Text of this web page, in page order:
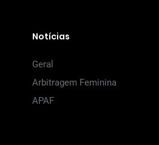
Notícias
Geral
Arbitragem Feminina
APAF